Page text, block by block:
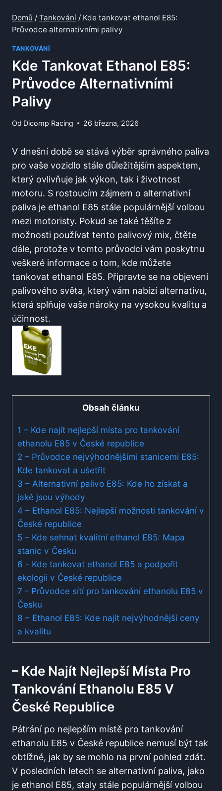
Domů / Tankování / Kde tankovat ethanol E85:
Průvodce alternativními palivy
TANKOVÁNÍ
Kde Tankovat Ethanol E85:
Průvodce Alternativními
Palivy
Od Dicomp Racing 26 března, 2026
V dnešní době se stává výběr správného paliva
pro⁤ vaše‌ vozidlo stále důležitějším aspektem,​
který ovlivňuje jak výkon, tak i‌ životnost
motoru.‌ S rostoucím zájmem o alternativní
paliva je ethanol E85 stále populárnější volbou
mezi motoristy. ​Pokud se také ‍těšíte z​
možnosti‌ používat tento palivový mix, čtěte
dále, protože v tomto průvodci vám poskytnu
veškeré informace o​ tom, ⁣kde můžete
tankovat ethanol E85. Připravte se ⁢na objevení
palivového světa, který vám nabízí ⁤alternativu,
která‌ splňuje vaše⁢ nároky na ‌vysokou kvalitu a
účinnost.
Obsah článku
1 – Kde najít nejlepší místa pro‍ tankování
ethanolu E85 ‍v ⁣České⁤ republice
2 – Průvodce⁣ nejvýhodnějšími ‌stanicemi E85:
‌Kde ‌tankovat a ušetřit
3 – Alternativní palivo ‍E85: Kde ho získat a
⁤jaké jsou výhody
4 – ⁢Ethanol‌ E85:‍ Nejlepší‌ možnosti tankování v
⁢České republice
5 – Kde sehnat kvalitní‌ ethanol E85:⁣ Mapa⁢
stanic v Česku
6 -​ Kde tankovat ethanol E85 a podpořit
ekologii v České ​republice
7 -​ Průvodce sítí pro tankování ethanolu E85 v
Česku
8 – ​Ethanol E85: Kde najít nejvýhodnější ⁤ceny
a kvalitu
– Kde Najít Nejlepší Místa Pro‍
Tankování Ethanolu E85 ‍v
⁣České⁤ Republice
Pátrání ⁤po ⁣nejlepším⁤ místě pro tankování
ethanolu E85 v ⁣České‌ republice ⁢nemusí být​ tak
obtížné, jak by se mohlo ⁣na první ⁣pohled zdát.
V ⁢posledních letech se alternativní paliva, ‍jako
je ethanol E85, staly stále populárnější volbou